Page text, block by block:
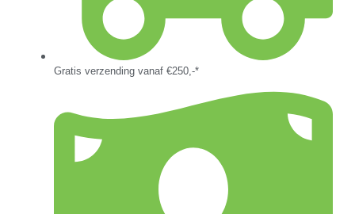
Gratis verzending vanaf €250,-*